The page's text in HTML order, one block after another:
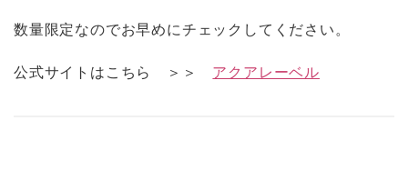
数量限定なのでお早めにチェックしてください。
公式サイトはこちら ＞＞ アクアレーベル